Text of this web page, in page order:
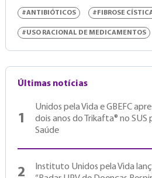
#ANTIBIÓTICOS #FIBROSE
#USO RACIONAL DE MEDICAMENTOS
Últimas notícias
1
Unidos pela Vida e GBEFC
dois anos do Trikafta® no
Saúde
2
Instituto Unidos pela Vida